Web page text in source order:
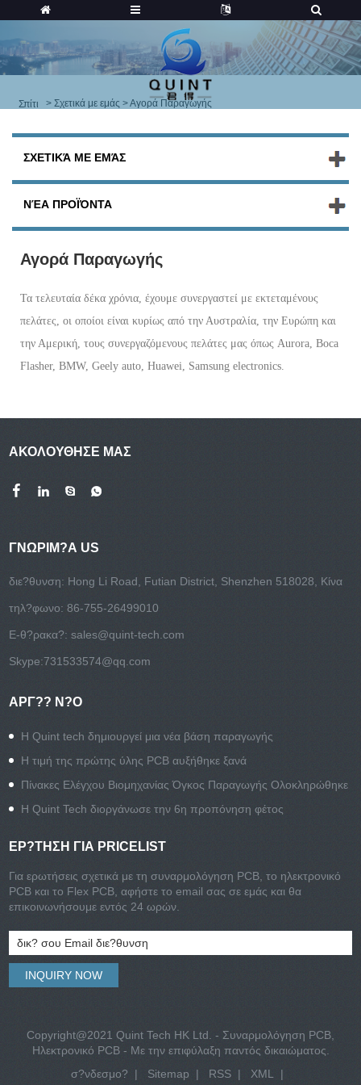
Σπίτι > Σχετικά με εμάς > Αγορά Παραγωγής
ΣΧΕΤΙΚΆ ΜΕ ΕΜΆΣ
ΝΈΑ ΠΡΟΪΌΝΤΑ
Αγορά Παραγωγής
Τα τελευταία δέκα χρόνια, έχουμε συνεργαστεί με εκτεταμένους
πελάτες, οι οποίοι είναι κυρίως από την Αυστραλία, την Ευρώπη και
την Αμερική, τους συνεργαζόμενους πελάτες μας όπως Aurora, Boca
Flasher, BMW, Geely auto, Huawei, Samsung electronics.
ΑΚΟΛΟΥΘΗΣΕ ΜΑΣ
ΓΝΩΡΙΜ?Α US
διε?θυνση: Hong Li Road, Futian District, Shenzhen 518028, Κίνα
τηλ?φωνο: 86-755-26499010
E-θ?ρακα?:sales@quint-tech.com
Skype:731533574@qq.com
ΑΡΓ?? Ν?Ο
Η Quint tech δημιουργεί μια νέα βάση παραγωγής
Η τιμή της πρώτης ύλης PCB αυξήθηκε ξανά
Πίνακες Ελέγχου Βιομηχανίας Όγκος Παραγωγής Ολοκληρώθηκε
Η Quint Tech διοργάνωσε την 6η προπόνηση φέτος
ΕΡ?ΤΗΣΗ ΓΙΑ PRICELIST
Για ερωτήσεις σχετικά με τη συναρμολόγηση PCB, το ηλεκτρονικό
PCB και το Flex PCB, αφήστε το email σας σε εμάς και θα
επικοινωνήσουμε εντός 24 ωρών.
Copyright@2021 Quint Tech HK Ltd. - Συναρμολόγηση PCB,
Ηλεκτρονικό PCB - Με την επιφύλαξη παντός δικαιώματος.
σ?νδεσμο? | Sitemap | RSS | XML |